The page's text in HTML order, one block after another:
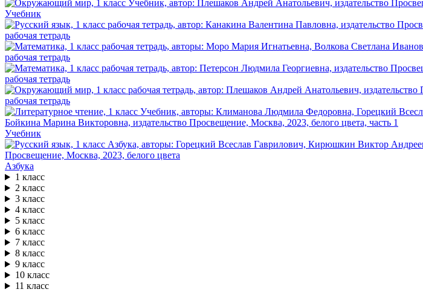
Учебник
рабочая тетрадь
рабочая тетрадь
рабочая тетрадь
рабочая тетрадь
Учебник
Азбука
1 класс
2 класс
3 класс
4 класс
5 класс
6 класс
7 класс
8 класс
9 класс
10 класс
11 класс